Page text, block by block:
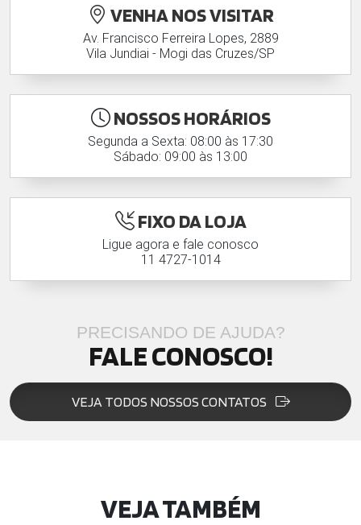
VENHA NOS VISITAR
Av. Francisco Ferreira Lopes, 2889
Vila Jundiai - Mogi das Cruzes/SP
NOSSOS HORÁRIOS
Segunda a Sexta: 08:00 às 17:30
Sábado: 09:00 às 13:00
FIXO DA LOJA
Ligue agora e fale conosco
11 4727-1014
PRECISANDO DE AJUDA?
FALE CONOSCO!
VEJA TODOS NOSSOS CONTATOS
VEJA TAMBÉM